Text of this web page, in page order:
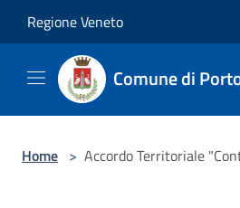
Regione Veneto
Comune di
Home > Accordo Territoriale